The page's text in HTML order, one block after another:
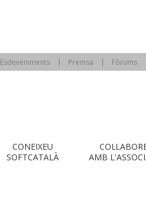
Esdeveniments Premsa Fòrums
CONEIXEU
SOFTCATALÀ
AMB